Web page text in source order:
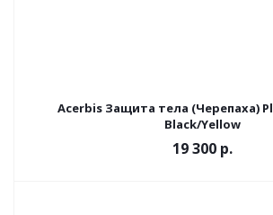
Acerbis Защита тела (Черепаха)
Black/Yellow
19 300 р.